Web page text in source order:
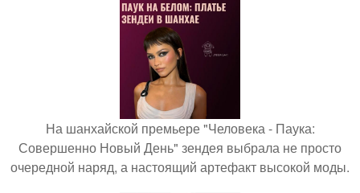
На шанхайской премьере "Человека - Паука:
Совершенно Новый День" зендея выбрала не просто
очередной наряд, а настоящий артефакт высокой моды.